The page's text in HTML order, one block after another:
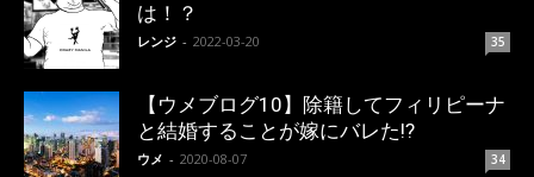
は！？
レンジ - 2022-03-20 35
【ウメブログ10】除籍してフィリピーナ
と結婚することが嫁にバレた!?
ウメ - 2020-08-07 34